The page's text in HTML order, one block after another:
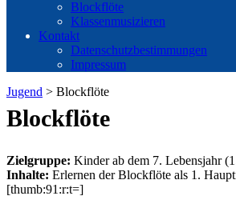
Blockflöte
Klassenmusizieren
Kontakt
Datenschutzbestimmungen
Impressum
Jugend > Blockflöte
Blockflöte
Zielgruppe: Kinder ab dem 7. Lebensjahr
Inhalte: Erlernen der Blockflöte als 1.
[thumb:91:r:t=]